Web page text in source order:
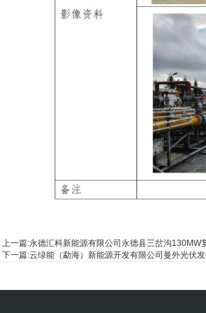
上一篇:永德汇科新能源有限公司永德县三岔沟130MW
下一篇:云绿能（勐海）新能源开发有限公司曼外光伏